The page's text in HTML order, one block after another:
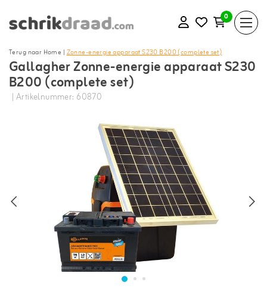
0
Terug naar Home |Zonne-energie apparaat S230 B200 (complete set)
Gallagher Zonne-energie apparaat S230
B200 (complete set)
| Artikelnummer: 60870